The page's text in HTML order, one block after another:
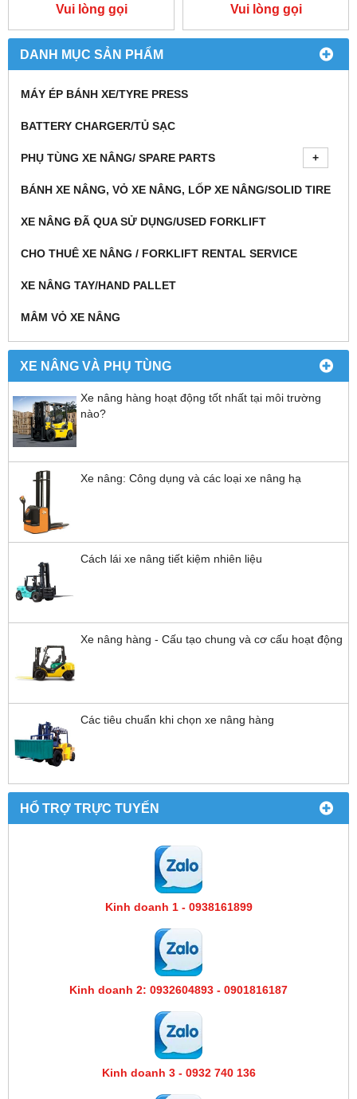
DANH MỤC SẢN PHẨM
MÁY ÉP BÁNH XE/TYRE PRESS
BATTERY CHARGER/TỦ SẠC
PHỤ TÙNG XE NÂNG/ SPARE PARTS
BÁNH XE NÂNG, VỎ XE NÂNG, LỐP XE NÂNG/SOLID TIRE
XE NÂNG ĐÃ QUA SỬ DỤNG/USED FORKLIFT
CHO THUÊ XE NÂNG / FORKLIFT RENTAL SERVICE
XE NÂNG TAY/HAND PALLET
MÂM VỎ XE NÂNG
XE NÂNG VÀ PHỤ TÙNG
Xe nâng hàng hoạt động tốt nhất tại môi trường
nào?
Xe nâng: Công dụng và các loại xe nâng hạ
Cách lái xe nâng tiết kiệm nhiên liệu
Xe nâng hàng - Cấu tạo chung và cơ cấu hoạt động
Các tiêu chuẩn khi chọn xe nâng hàng
HỔ TRỢ TRỰC TUYẾN
Kinh doanh 1 - 0938161899
Kinh doanh 2: 0932604893 - 0901816187
Kinh doanh 3 - 0932 740 136
Vui lòng gọi Vui lòng gọi